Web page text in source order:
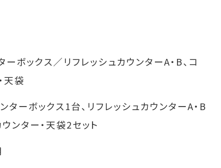
ボックス／リフレッシュカウンターA・B、コ
天袋
ターボックス1台、リフレッシュカウンターA・B
ンター・天袋2セット